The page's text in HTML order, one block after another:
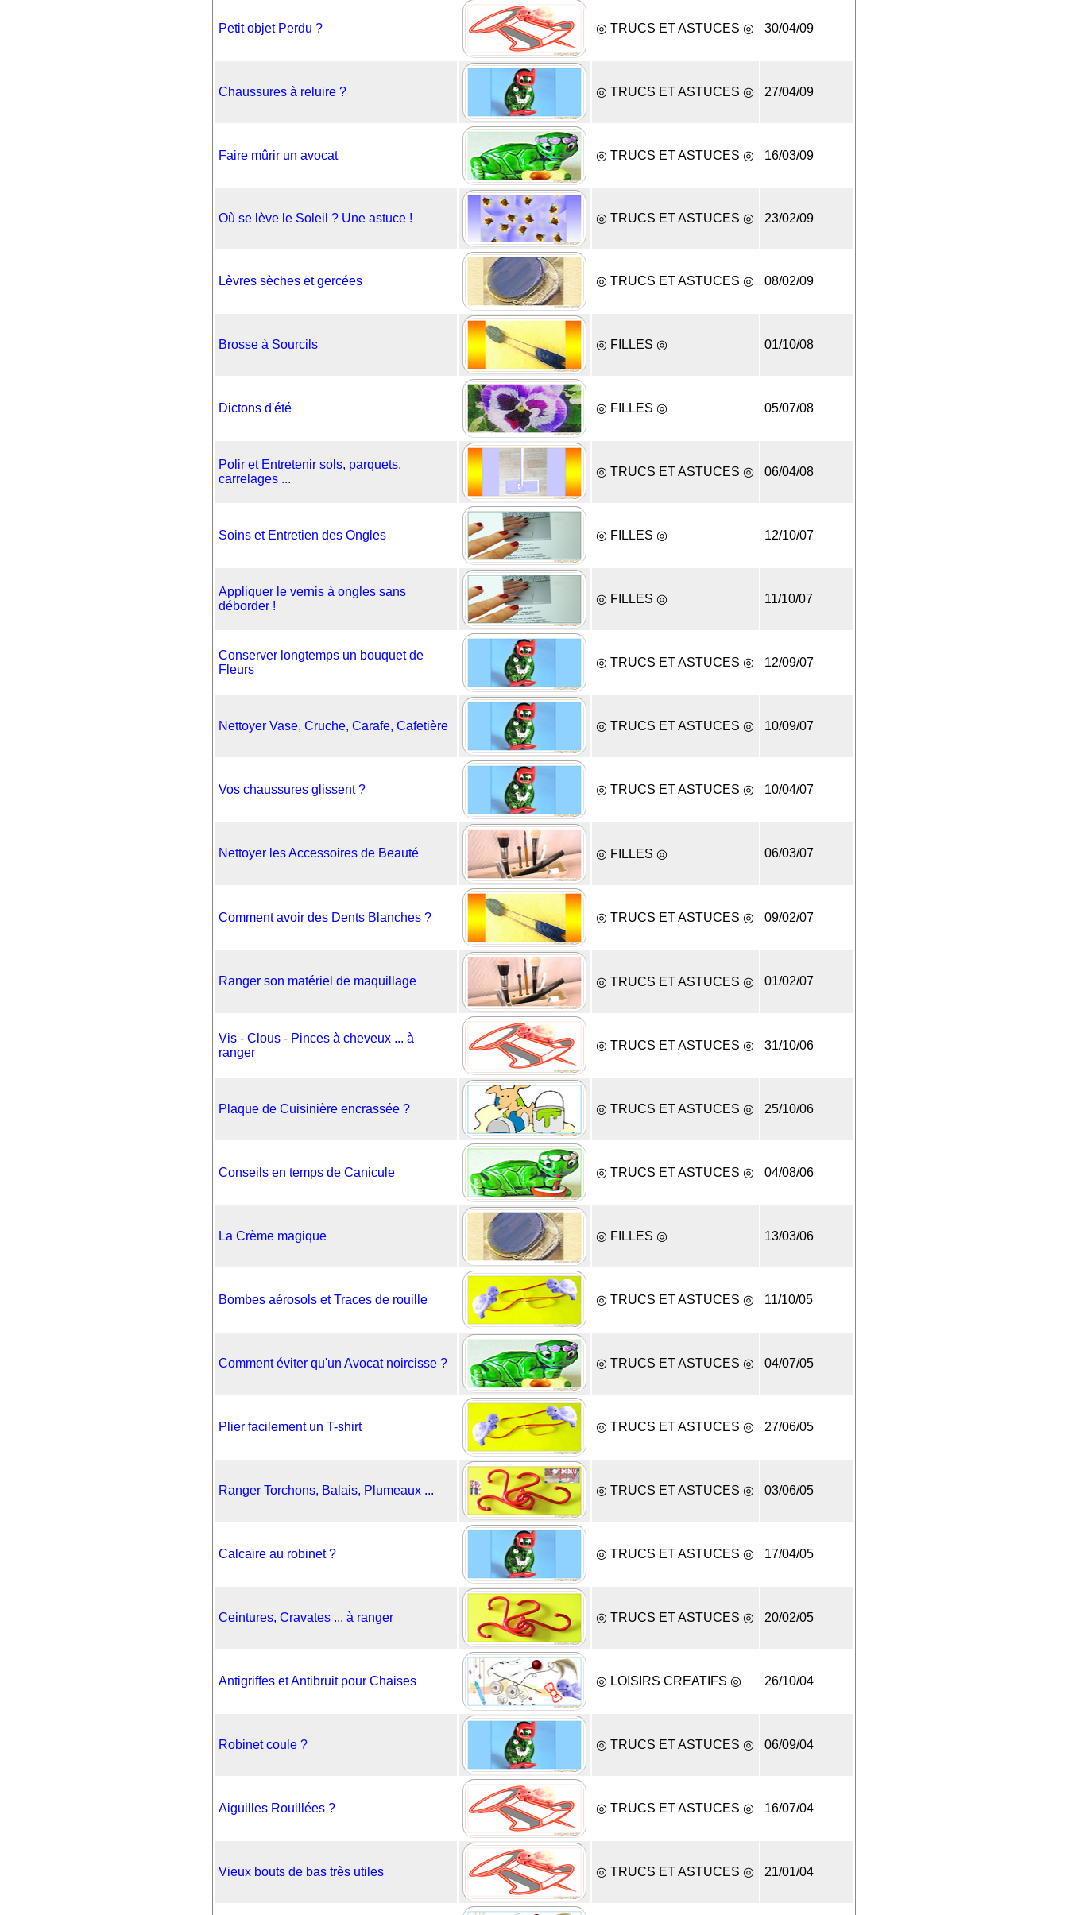
Petit objet Perdu ? ◎ TRUCS ET ASTUCES ◎ 30/04/09
Chaussures à reluire ? ◎ TRUCS ET ASTUCES ◎ 27/04/09
Faire mûrir un avocat ◎ TRUCS ET ASTUCES ◎ 16/03/09
Où se lève le Soleil ? Une astuce ! ◎ TRUCS ET ASTUCES ◎ 23/02/09
Lèvres sèches et gercées ◎ TRUCS ET ASTUCES ◎ 08/02/09
Brosse à Sourcils ◎ FILLES ◎ 01/10/08
Dictons d'été ◎ FILLES ◎ 05/07/08
Polir et Entretenir sols, parquets,
carrelages ...
◎ TRUCS ET ASTUCES ◎ 06/04/08
Soins et Entretien des Ongles ◎ FILLES ◎ 12/10/07
Appliquer le vernis à ongles sans
déborder !
◎ FILLES ◎ 11/10/07
Conserver longtemps un bouquet de
Fleurs
◎ TRUCS ET ASTUCES ◎ 12/09/07
Nettoyer Vase, Cruche, Carafe, Cafetière ◎ TRUCS ET ASTUCES ◎ 10/09/07
Vos chaussures glissent ? ◎ TRUCS ET ASTUCES ◎ 10/04/07
Nettoyer les Accessoires de Beauté ◎ FILLES ◎ 06/03/07
Comment avoir des Dents Blanches ? ◎ TRUCS ET ASTUCES ◎ 09/02/07
Ranger son matériel de maquillage ◎ TRUCS ET ASTUCES ◎ 01/02/07
Vis - Clous - Pinces à cheveux ... à
ranger
◎ TRUCS ET ASTUCES ◎ 31/10/06
Plaque de Cuisinière encrassée ? ◎ TRUCS ET ASTUCES ◎ 25/10/06
Conseils en temps de Canicule ◎ TRUCS ET ASTUCES ◎ 04/08/06
La Crème magique ◎ FILLES ◎ 13/03/06
Bombes aérosols et Traces de rouille ◎ TRUCS ET ASTUCES ◎ 11/10/05
Comment éviter qu'un Avocat noircisse ? ◎ TRUCS ET ASTUCES ◎ 04/07/05
Plier facilement un T-shirt ◎ TRUCS ET ASTUCES ◎ 27/06/05
Ranger Torchons, Balais, Plumeaux ... ◎ TRUCS ET ASTUCES ◎ 03/06/05
Calcaire au robinet ? ◎ TRUCS ET ASTUCES ◎ 17/04/05
Ceintures, Cravates ... à ranger ◎ TRUCS ET ASTUCES ◎ 20/02/05
Antigriffes et Antibruit pour Chaises ◎ LOISIRS CREATIFS ◎ 26/10/04
Robinet coule ? ◎ TRUCS ET ASTUCES ◎ 06/09/04
Aiguilles Rouillées ? ◎ TRUCS ET ASTUCES ◎ 16/07/04
Vieux bouts de bas très utiles ◎ TRUCS ET ASTUCES ◎ 21/01/04